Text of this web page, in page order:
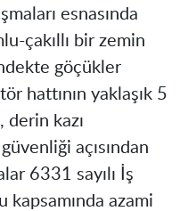
esnasında
çakıllı bir zemin
göçükler
hattının yaklaşık 5
derin kazı
açısından
6331 sayılı İş
kapsamında azami